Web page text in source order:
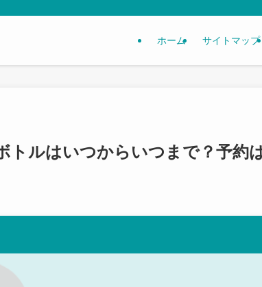
ホーム サイトマップ
トルはいつからいつまで？予約